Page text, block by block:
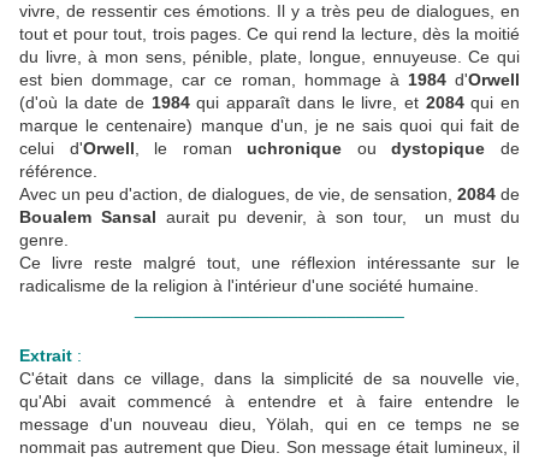
vivre, de ressentir ces émotions. Il y a très peu de dialogues, en
tout et pour tout, trois pages. Ce qui rend la lecture, dès la moitié
du livre, à mon sens, pénible, plate, longue, ennuyeuse. Ce qui
est bien dommage, car ce roman, hommage à 1984d'Orwell
(d'où la date de 1984qui apparaît dans le livre, et 2084qui en
marque le centenaire) manque d'un, je ne sais quoi qui fait de
celui d'Orwell , le romanuchronique oudystopique de
référence.
Avec un peu d'action, de dialogues, de vie, de sensation, 2084 de
Boualem Sansal aurait pu devenir, à son tour, un must du
genre.
Ce livre reste malgré tout, une réflexion intéressante sur le
radicalisme de la religion à l'intérieur d'une société humaine.
Extrait :
C'était dans ce village, dans la simplicité de sa nouvelle vie,
qu'Abi avait commencé à entendre et à faire entendre le
message d'un nouveau dieu, Yölah, qui en ce temps ne se
nommait pas autrement que Dieu. Son message était lumineux, il